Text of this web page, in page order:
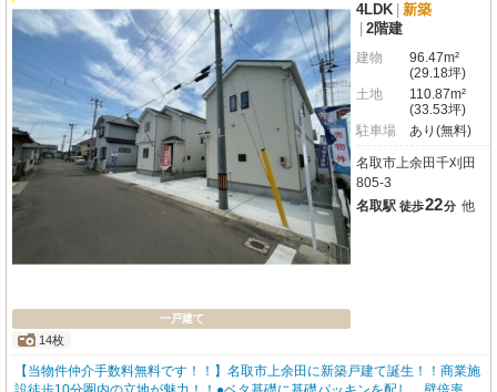
一戸建て
14枚
4LDK 新築
2階建
建物
96.47m²
(29.18坪)
土地
110.87m²
(33.53坪)
駐車場
あり(無料)
名取市上余田千刈田
805-3
名取駅 徒歩22分 他
【当物件仲介手数料無料です！！】名取市上余田に新築戸建て誕生！！商業施